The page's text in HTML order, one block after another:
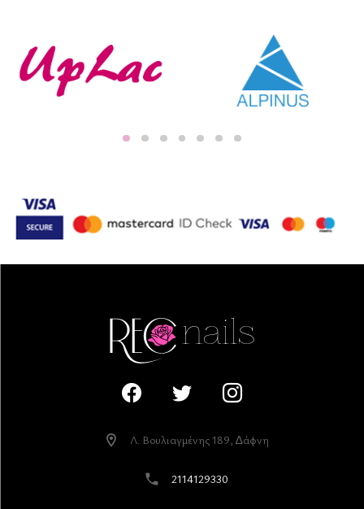
Λ. Βουλιαγµένης 189, ∆άφνη
2114129330